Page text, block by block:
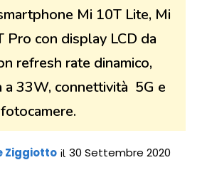
Mi 10T Lite, Mi
Pro con display LCD da
refresh rate dinamico,
a 33W, connettività 5G e
Ziggiotto il 30 Settembre 2020